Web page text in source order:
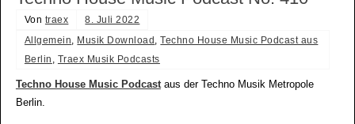
Von traex
8. Juli 2022
Allgemein, Musik Download ,Techno House Music Podcast aus
Berlin , Traex Musik Podcasts
Techno House Music Podcastaus der Techno Musik Metropole
Berlin.